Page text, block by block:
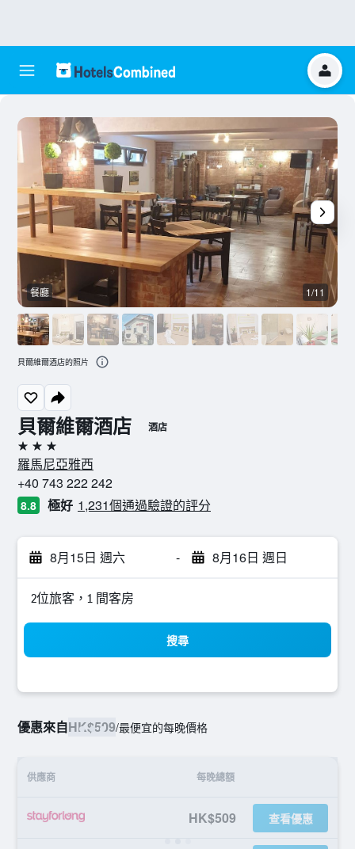
貝爾維爾酒店 酒店
3星級
羅馬尼亞雅西
+40 743 222 242
8.8 極好 1,231個通過驗證的評分
8月15日 週六 - 8月16日 週日
2位旅客，1 間客房
搜尋
優惠來自HK$509/最便宜的每晚價格
供應商 每晚總額
HK$509 查看優惠
餐廳 1/11
貝爾維爾酒店的照片